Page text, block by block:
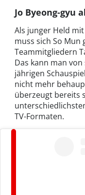
Jo Byeong-gyu
Als junger Held
muss sich So Mun
Teammitgliedern
Das kann man
jährigen
nicht mehr
überzeugt bereits
TV-Formaten.